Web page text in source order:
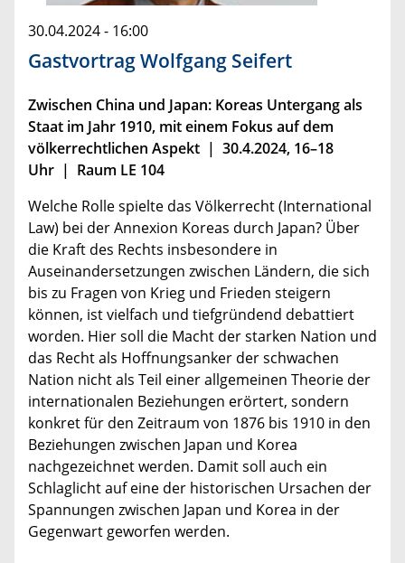
30.04.2024 - 16:00
Gastvortrag Wolfgang Seifert
Zwischen China und Japan: Koreas Untergang als
Staat im Jahr 1910, mit einem Fokus auf dem
völkerrechtlichen Aspekt | 30.4.2024, 16–18
Uhr | Raum LE 104
Welche Rolle spielte das Völkerrecht (International
Law) bei der Annexion Koreas durch Japan? Über
die Kraft des Rechts insbesondere in
Auseinandersetzungen zwischen Ländern, die sich
bis zu Fragen von Krieg und Frieden steigern
können, ist vielfach und tiefgründend debattiert
worden. Hier soll die Macht der starken Nation und
das Recht als Hoffnungsanker der schwachen
Nation nicht als Teil einer allgemeinen Theorie der
internationalen Beziehungen erörtert, sondern
konkret für den Zeitraum von 1876 bis 1910 in den
Beziehungen zwischen Japan und Korea
nachgezeichnet werden. Damit soll auch ein
Schlaglicht auf eine der historischen Ursachen der
Spannungen zwischen Japan und Korea in der
Gegenwart geworfen werden.